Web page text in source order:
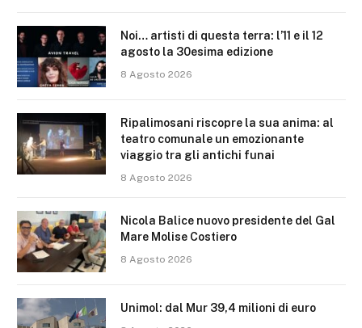
Noi… artisti di questa terra: l’11 e il 12
agosto la 30esima edizione
8 Agosto 2026
Ripalimosani riscopre la sua anima: al
teatro comunale un emozionante
viaggio tra gli antichi funai
8 Agosto 2026
Nicola Balice nuovo presidente del Gal
Mare Molise Costiero
8 Agosto 2026
Unimol: dal Mur 39,4 milioni di euro